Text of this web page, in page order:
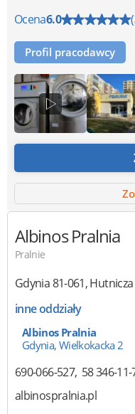
Ocena6.0 (
Profil pracodawcy
Albinos Pralnia
Pralnie
Gdynia81-061,
inne oddziały
Albinos Pralnia
Gdynia, Wielkokacka 2
690-066-527 58 346-11-
albinospralnia.pl